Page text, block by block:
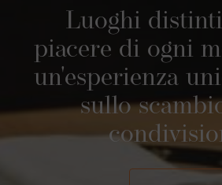
Luoghi
piacere di ogni
un'esperienza
sullo